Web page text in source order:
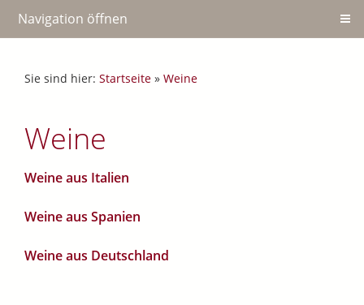
Navigation öffnen
Sie sind hier: Startseite » Weine
Weine
Weine aus Italien
Weine aus Spanien
Weine aus Deutschland